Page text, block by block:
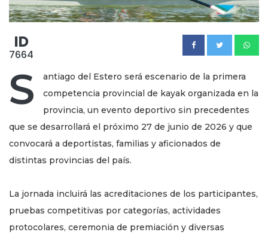
ID
7664
S
antiago del Estero será escenario de la primera
competencia provincial de kayak organizada en la
provincia, un evento deportivo sin precedentes
que se desarrollará el próximo 27 de junio de 2026 y que
convocará a deportistas, familias y aficionados de
distintas provincias del país.
La jornada incluirá las acreditaciones de los participantes,
pruebas competitivas por categorías, actividades
protocolares, ceremonia de premiación y diversas